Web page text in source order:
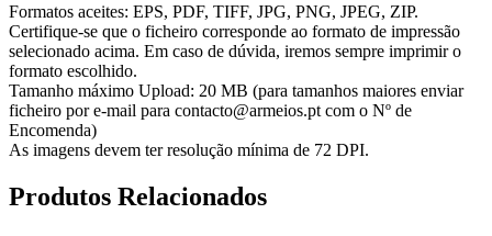
Formatos aceites: EPS, PDF, TIFF, JPG, PNG, JPEG, ZIP.
Certifique-se que o ficheiro corresponde ao formato de impressão
selecionado acima. Em caso de dúvida, iremos sempre imprimir o
formato escolhido.
Tamanho máximo Upload: 20 MB (para tamanhos maiores enviar
ficheiro por e-mail para contacto@armeios.pt com o Nº de
Encomenda)
As imagens devem ter resolução mínima de 72 DPI.
Produtos Relacionados